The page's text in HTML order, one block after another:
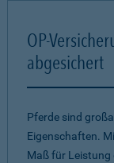
OP-
abgesichert
Pferde sind
Eigenschaften.
Maß für Leistung